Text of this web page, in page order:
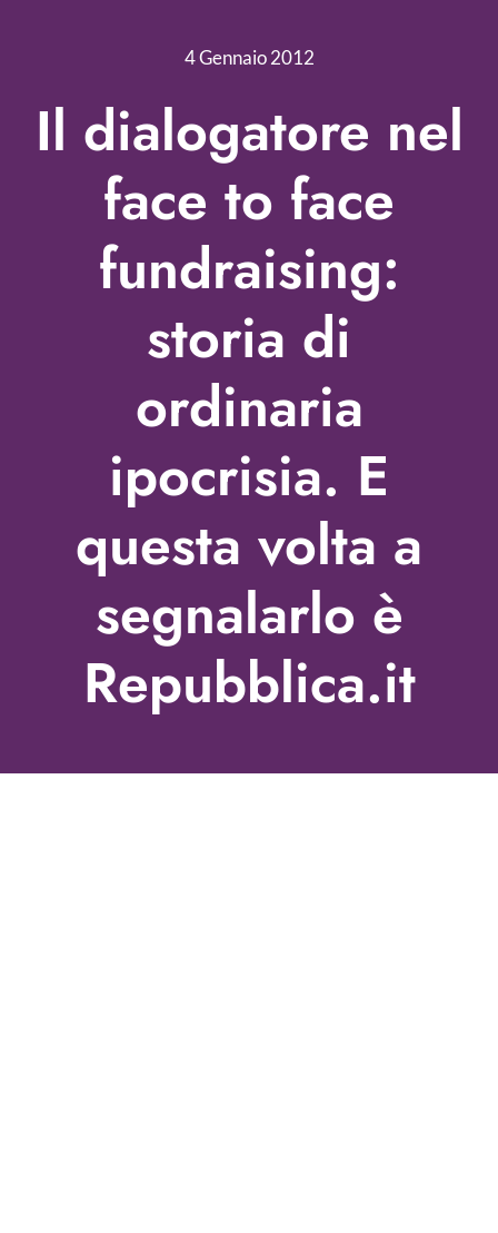
Nonprofit Blog
Libri
Fundraising Academy
Multimedia
Come contattarci
4 Gennaio 2012
Il dialogatore nel
face to face
fundraising:
storia di
ordinaria
ipocrisia. E
questa volta a
segnalarlo è
Repubblica.it